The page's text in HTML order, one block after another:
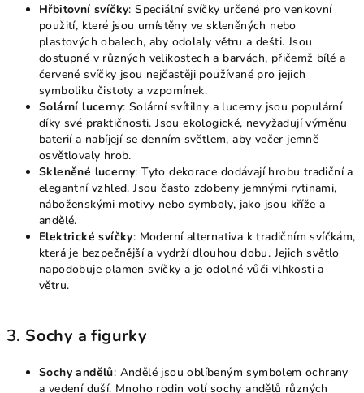
Hřbitovní svíčky: Speciální svíčky určené pro venkovní
použití, které jsou umístěny ve skleněných nebo
plastových obalech, aby odolaly větru a dešti. Jsou
dostupné v různých velikostech a barvách, přičemž bílé a
červené svíčky jsou nejčastěji používané pro jejich
symboliku čistoty a vzpomínek.
Solární lucerny: Solární svítilny a lucerny jsou populární
díky své praktičnosti. Jsou ekologické, nevyžadují výměnu
baterií a nabíjejí se denním světlem, aby večer jemně
osvětlovaly hrob.
Skleněné lucerny: Tyto dekorace dodávají hrobu tradiční a
elegantní vzhled. Jsou často zdobeny jemnými rytinami,
náboženskými motivy nebo symboly, jako jsou kříže a
andělé.
Elektrické svíčky: Moderní alternativa k tradičním svíčkám,
která je bezpečnější a vydrží dlouhou dobu. Jejich světlo
napodobuje plamen svíčky a je odolné vůči vlhkosti a
větru.
3. Sochy a figurky
Sochy andělů: Andělé jsou oblíbeným symbolem ochrany
a vedení duší. Mnoho rodin volí sochy andělů různých